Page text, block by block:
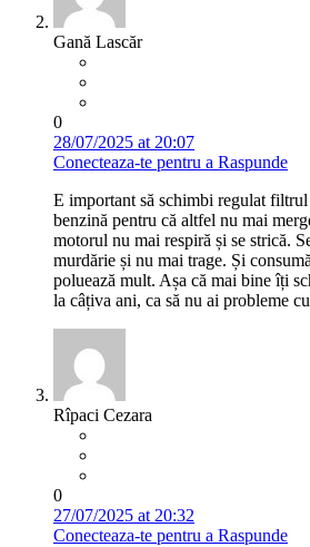
Gană Lascăr
0
28/07/2025 at 20:07
Conecteaza-te pentru a Raspunde
E important să schimbi regulat filtrul
benzină pentru că altfel nu mai
motorul nu mai respiră și se strică.
murdărie și nu mai trage. Și
poluează mult. Așa că mai bine îți
la câțiva ani, ca să nu ai probleme
Rîpaci Cezara
0
27/07/2025 at 20:32
Conecteaza-te pentru a Raspunde